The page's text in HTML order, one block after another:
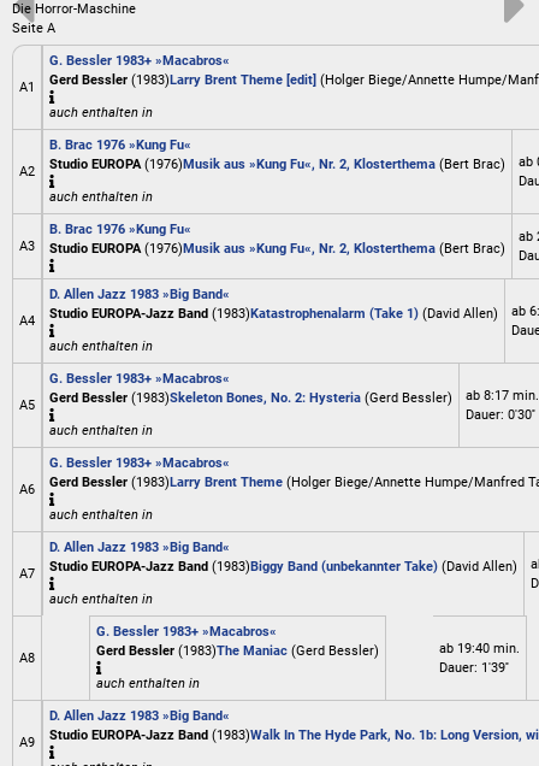
Die Horror-Maschine
Seite A
A1
G. Bessler 1983+ »Macabros«
Gerd Bessler (1983) Larry Brent Theme [edit] (Holger Biege/Annette Humpe/
auch enthalten in
A2
B. Brac 1976 »Kung Fu«
Studio EUROPA(1976) Musik aus »Kung Fu«, Nr. 2, Klosterthema (Bert Brac)
auch enthalten in
ab
A3
B. Brac 1976 »Kung Fu«
Studio EUROPA(1976) Musik aus »Kung Fu«, Nr. 2, Klosterthema (Bert Brac)
ab
A4
D. Allen Jazz 1983 »Big Band«
Studio EUROPA-Jazz Band (1983) Katastrophenalarm (Take 1) (David Allen)
auch enthalten in
ab
A5
G. Bessler 1983+ »Macabros«
Gerd Bessler (1983)Skeleton Bones, No. 2: Hysteria (Gerd Bessler)
auch enthalten in
ab 8:17 min.
Dauer: 0'30''
A6
G. Bessler 1983+ »Macabros«
Gerd Bessler (1983) Larry Brent Theme (Holger Biege/Annette Humpe/Manfred
auch enthalten in
A7
D. Allen Jazz 1983 »Big Band«
Studio EUROPA-Jazz Band (1983) Biggy Band (unbekannter Take) (David Allen)
auch enthalten in
A8
G. Bessler 1983+ »Macabros«
Gerd Bessler (1983)The Maniac (Gerd Bessler)
auch enthalten in
ab 19:40 min.
Dauer: 1'39''
A9
D. Allen Jazz 1983 »Big Band«
Studio EUROPA-Jazz Band (1983)Walk In The Hyde Park, No. 1b: Long Version,